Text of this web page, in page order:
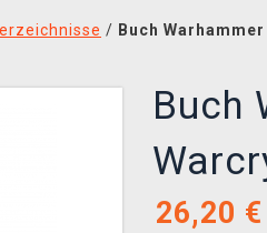
/ Buch
Buch
26,20 €